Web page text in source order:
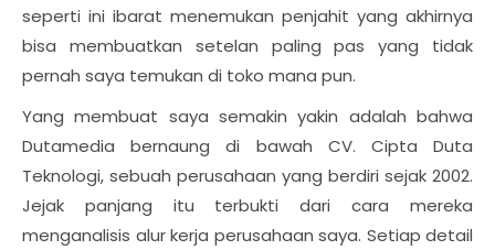
seperti ini ibarat menemukan penjahit yang akhirnya
bisa membuatkan setelan paling pas yang tidak
pernah saya temukan di toko mana pun.
Yang membuat saya semakin yakin adalah bahwa
Dutamedia bernaung di bawah CV. Cipta Duta
Teknologi, sebuah perusahaan yang berdiri sejak 2002.
Jejak panjang itu terbukti dari cara mereka
menganalisis alur kerja perusahaan saya. Setiap detail